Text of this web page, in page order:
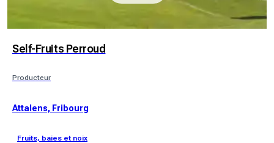
Self-Fruits Perroud
Producteur
Attalens, Fribourg
Fruits, baies et noix